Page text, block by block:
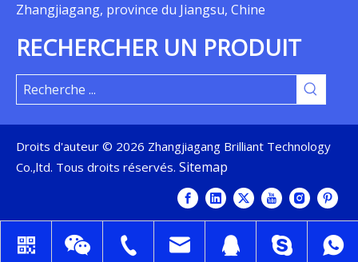
Zhangjiagang, province du Jiangsu, Chine
RECHERCHER UN PRODUIT
Droits d'auteur © 2026 Zhangjiagang Brilliant Technology
Co.,ltd. Tous droits réservés. Sitemap